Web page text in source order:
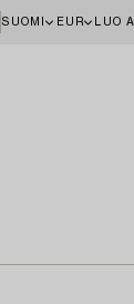
SUOMI EUR LUO